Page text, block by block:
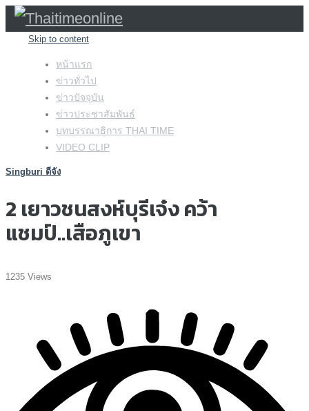
Skip to content
หน้าแรก
ข่าวทั่วไป
ข่าวปัจจุบัน
ข่าวประชาสัมพันธ์
บทบรรณาธิการ THAI TIME
VIDEO CLIP
Singburi ดีจัง
2 เยาวชนสงห์บุรีเจ๋ง คว้า
แชมป์..เสือภูเขา
1235 Views